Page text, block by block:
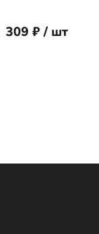
309 ₽ / шт